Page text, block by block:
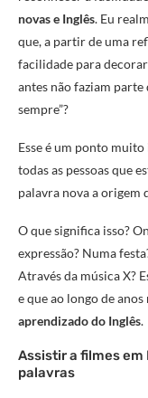
novas e Inglês. Eu
que, a partir de uma
facilidade para decorar
antes não faziam parte
sempre”?
Esse é um ponto
todas as pessoas que
palavra nova a origem
O que significa isso?
expressão? Numa
Através da música X?
e que ao longo de
aprendizado do Inglês.
Assistir a filmes em
palavras